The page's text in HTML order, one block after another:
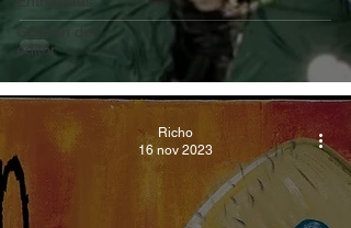
editor
Richo
16 nov 2023